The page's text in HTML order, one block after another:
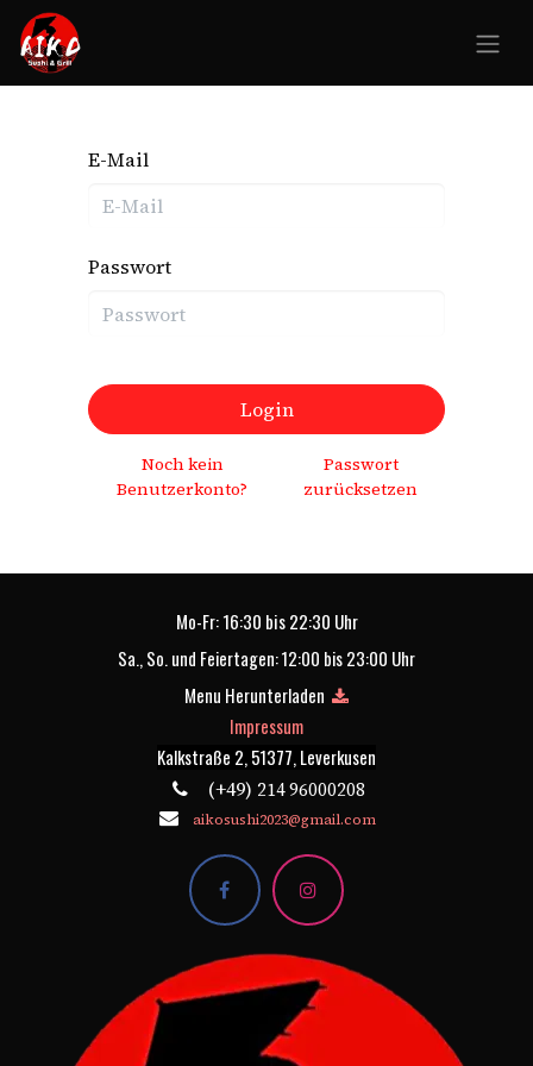
E-Mail
Passwort
Login
Noch kein
Benutzerkonto?
Passwort
zurücksetzen
Mo-Fr: 16:30 bis 22:30 Uhr
Sa., So. und Feiertagen: 12:00 bis 23:00 Uhr
Menu Herunterladen
Impressum
Kalkstraße 2, 51377, Leverkusen
(+49) 214 96000208
aikosushi2023@gmail.com